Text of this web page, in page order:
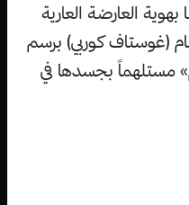
بهوية العارضة العارية
(غوستاف كوربي) برسم
مستلهماً بجسدها في